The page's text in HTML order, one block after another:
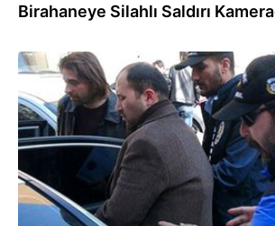
Birahaneye Silahlı Saldırı
02.03.2015